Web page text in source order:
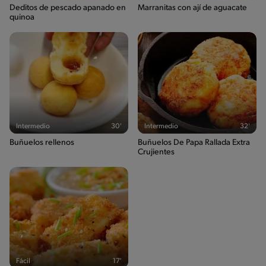
Deditos de pescado apanado en
quinoa
Marranitas con ají de aguacate
Intermedio 30'
Buñuelos rellenos
Intermedio 32'
Buñuelos De Papa Rallada Extra
Crujientes
Fácil 17'